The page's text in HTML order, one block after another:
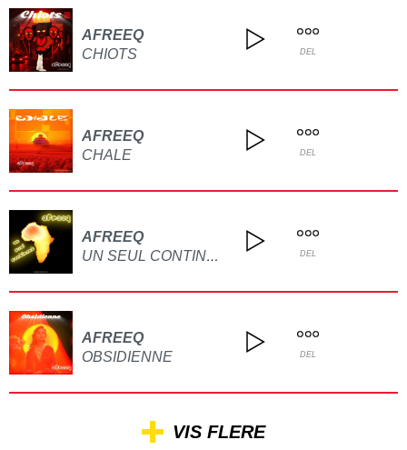
AFREEQ
CHIOTS
DEL
AFREEQ
CHALE
DEL
AFREEQ
UN SEUL CONTINENT DEL
AFREEQ
OBSIDIENNE
DEL
VIS FLERE